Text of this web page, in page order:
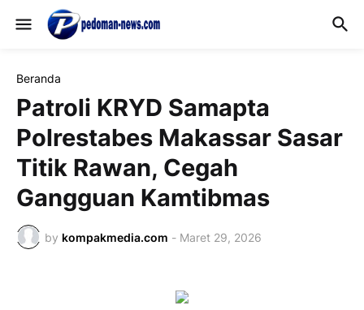
Beranda
Patroli KRYD Samapta
Polrestabes Makassar Sasar
Titik Rawan, Cegah
Gangguan Kamtibmas
by kompakmedia.com - Maret 29, 2026